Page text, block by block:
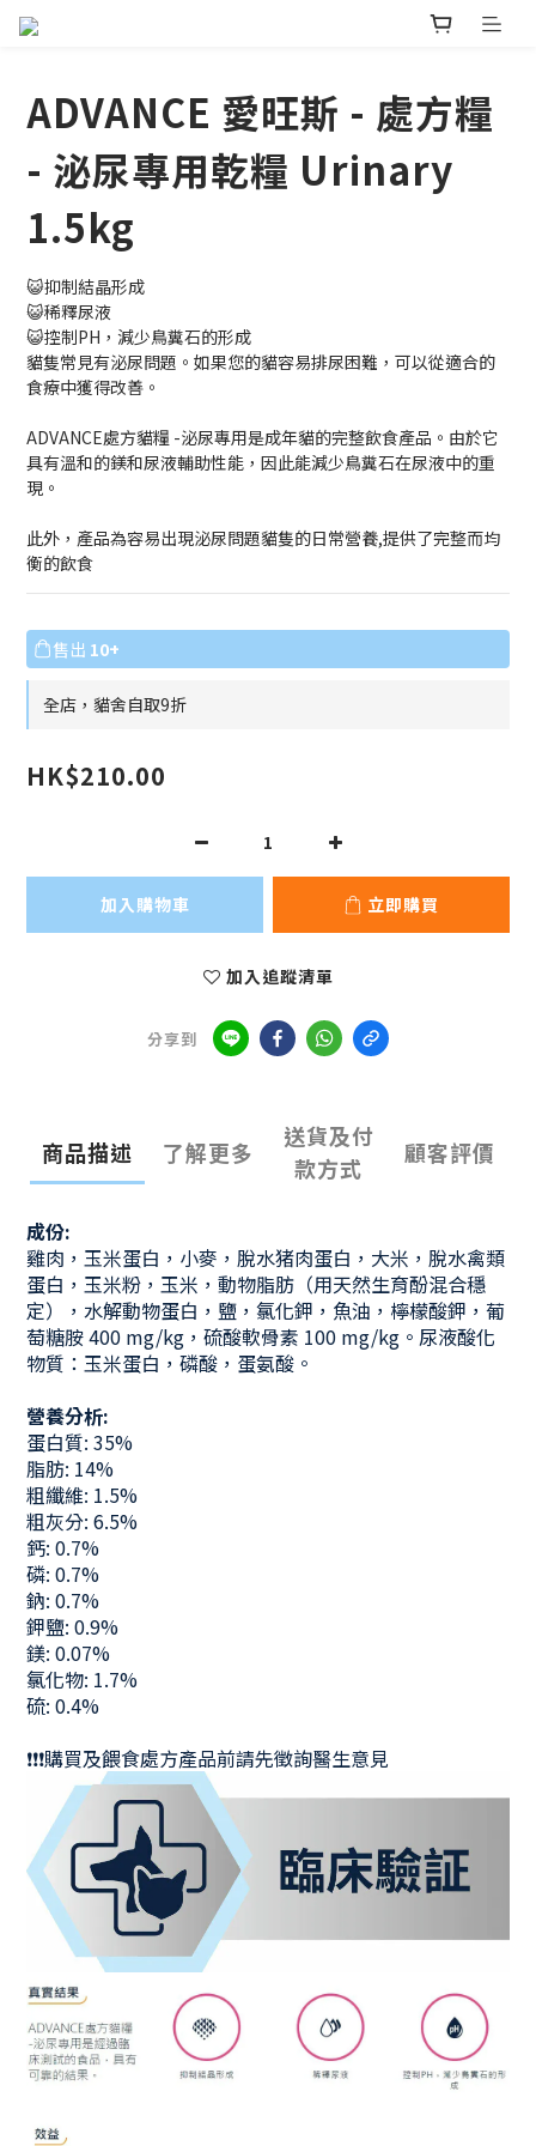
ADVANCE 愛旺斯 - 處方糧
- 泌尿專用乾糧 Urinary
1.5kg
😺抑制結晶形成
😺稀釋尿液
😺控制PH，減少鳥糞石的形成
貓隻常見有泌尿問題。如果您的貓容易排尿困難，可以從適合的
食療中獲得改善。
ADVANCE處方貓糧 -泌尿專用是成年貓的完整飲食產品。由於它
具有溫和的鎂和尿液輔助性能，因此能減少鳥糞石在尿液中的重
現。
此外，產品為容易出現泌尿問題貓隻的日常營養,提供了完整而均
衡的飲食
售出 10+
全店，貓舍自取9折
HK$210.00
加入購物車 立即購買
加入追蹤清單
分享到
商品描述 了解更多
送貨及付
款方式
顧客評價
成份:
雞肉，玉米蛋白，小麥，脫水猪肉蛋白，大米，脫水禽類
蛋白，玉米粉，玉米，動物脂肪（用天然生育酚混合穩
定），水解動物蛋白，鹽，氯化鉀，魚油，檸檬酸鉀，葡
萄糖胺 400 mg/kg，硫酸軟骨素 100 mg/kg。尿液酸化
物質：玉米蛋白，磷酸，蛋氨酸。
營養分析:
蛋白質: 35%
脂肪: 14%
粗纖維: 1.5%
粗灰分: 6.5%
鈣: 0.7%
磷: 0.7%
鈉: 0.7%
鉀鹽: 0.9%
鎂: 0.07%
氯化物: 1.7%
硫: 0.4%
❗❗❗購買及餵食處方產品前請先徵詢醫生意見